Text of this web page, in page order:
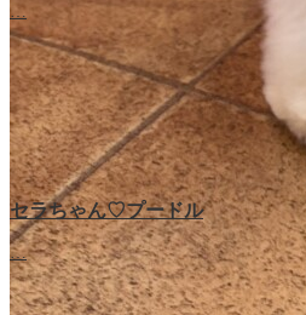
ラブちゃん♡プードル
…
…
セラちゃん♡プードル
…